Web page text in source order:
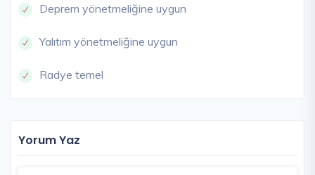
Deprem yönetmeliğine uygun
Yalıtım yönetmeliğine uygun
Radye temel
Yorum Yaz